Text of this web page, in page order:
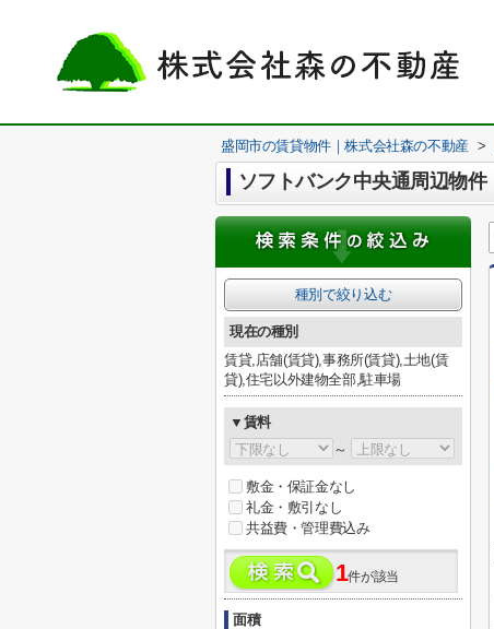
盛岡市の賃貸物件｜株式会社森の不動産 >
ソフトバンク中央通周辺物件
種別で絞り込む
現在の種別
賃貸,店舗(賃貸),事務所(賃貸),土地(賃
貸),住宅以外建物全部,駐車場
▼賃料
～
敷金・保証金なし
礼金・敷引なし
共益費・管理費込み
1件が該当
面積